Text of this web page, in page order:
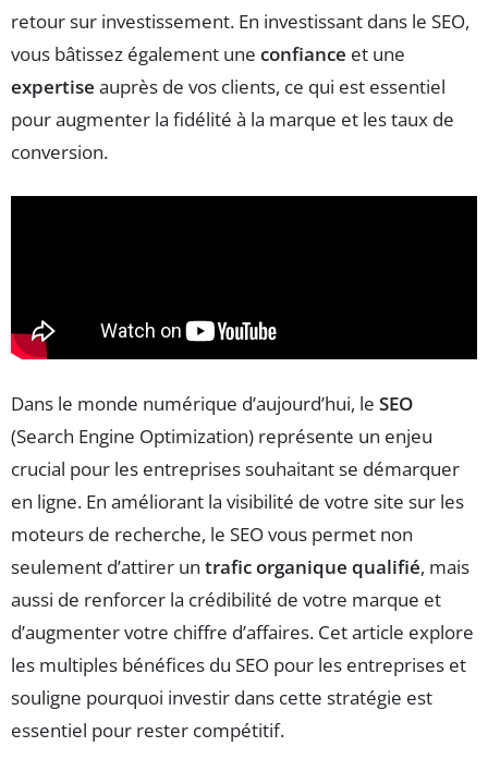
retour sur investissement. En investissant dans le SEO,
vous bâtissez également une confiance et une
expertise auprès de vos clients, ce qui est essentiel
pour augmenter la fidélité à la marque et les taux de
conversion.
Dans le monde numérique d’aujourd’hui, le SEO
(Search Engine Optimization) représente un enjeu
crucial pour les entreprises souhaitant se démarquer
en ligne. En améliorant la visibilité de votre site sur les
moteurs de recherche, le SEO vous permet non
seulement d’attirer un trafic organique qualifié, mais
aussi de renforcer la crédibilité de votre marque et
d’augmenter votre chiffre d’affaires. Cet article explore
les multiples bénéfices du SEO pour les entreprises et
souligne pourquoi investir dans cette stratégie est
essentiel pour rester compétitif.